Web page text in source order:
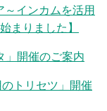
～インカムを活用
まりました】
開催のご案内
トリセツ」開催